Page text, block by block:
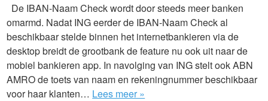
De IBAN-Naam Check wordt door steeds meer banken
omarmd. Nadat ING eerder de IBAN-Naam Check al
beschikbaar stelde binnen het internetbankieren via de
desktop breidt de grootbank de feature nu ook uit naar de
mobiel bankieren app. In navolging van ING stelt ook ABN
AMRO de toets van naam en rekeningnummer beschikbaar
voor haar klanten… Lees meer »